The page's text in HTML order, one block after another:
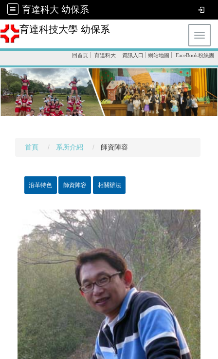
育達科大 幼保系
育達科技大學 幼保系
回首頁 育達科大 資訊入口 網站地圖 FaceBook粉絲團
首頁 系所介紹 師資陣容
沿革特色 師資陣容 相關辦法